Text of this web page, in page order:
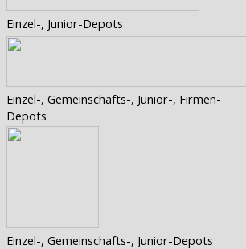
Einzel-, Junior-Depots
Einzel-, Gemeinschafts-, Junior-, Firmen-
Depots
Einzel-, Gemeinschafts-, Junior-Depots